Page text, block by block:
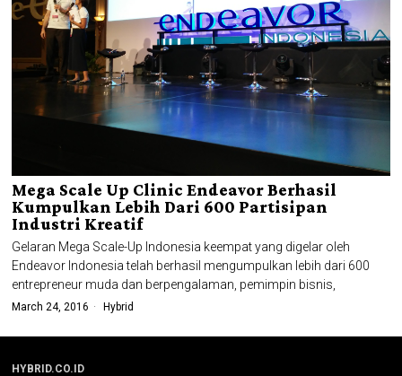
Mega Scale Up Clinic Endeavor Berhasil
Kumpulkan Lebih Dari 600 Partisipan
Industri Kreatif
Gelaran Mega Scale-Up Indonesia keempat yang digelar oleh
Endeavor Indonesia telah berhasil mengumpulkan lebih dari 600
entrepreneur muda dan berpengalaman, pemimpin bisnis,
March 24, 2016 Hybrid
HYBRID.CO.ID